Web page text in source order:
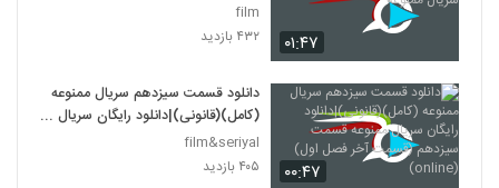
۰۱:۴۷
film
۴۳۲ بازدید
۰۰:۴۷
دانلود قسمت سیزدهم سریال ممنوعه
(کامل)(قانونی)|دانلود رایگان سریال
ممنوعه قسمت سیزدهم (قسمت آخر
فصل اول) (online)
film&seriyal
۴۰۵ بازدید